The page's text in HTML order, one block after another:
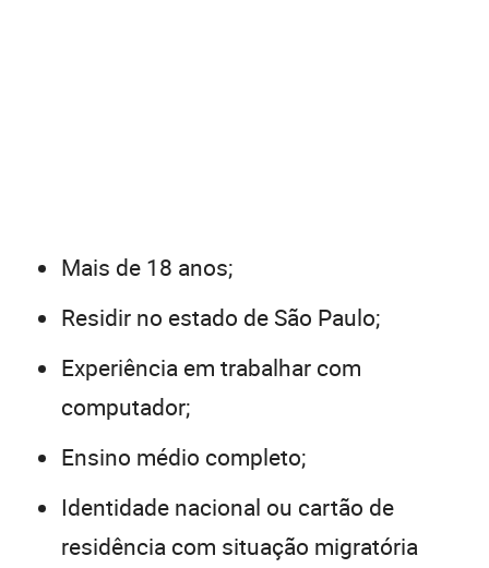
Mais de 18 anos;
Residir no estado de São Paulo;
Experiência em trabalhar com
computador;
Ensino médio completo;
Identidade nacional ou cartão de
residência com situação migratória